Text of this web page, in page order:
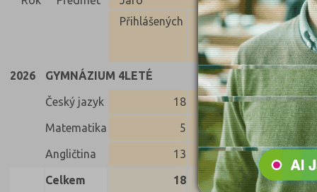
Přihlášených
Konali Uspěli
2026
GYMNÁZIUM 4LETÉ
Český jazyk 18 18 18
Matematika 5 5 5
Angličtina 13 13 13
Celkem 18 18 18